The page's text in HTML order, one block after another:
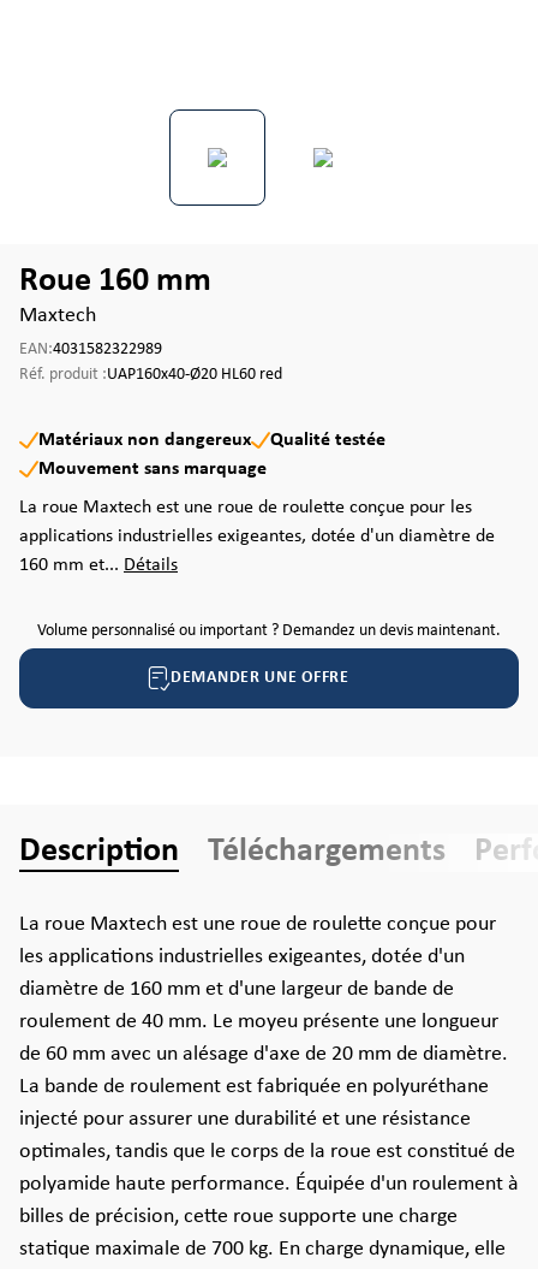
Roue 160 mm
Maxtech
EAN:4031582322989
Réf. produit :UAP160x40-Ø20 HL60 red
Matériaux non dangereux
Qualité testée
Mouvement sans marquage
La roue Maxtech est une roue de roulette conçue pour les
applications industrielles exigeantes, dotée d'un diamètre de
160 mm et... Détails
Volume personnalisé ou important ? Demandez un devis maintenant.
DEMANDER UNE OFFRE
Description Téléchargements
La roue Maxtech est une roue de roulette conçue pour
les applications industrielles exigeantes, dotée d'un
diamètre de 160 mm et d'une largeur de bande de
roulement de 40 mm. Le moyeu présente une longueur
de 60 mm avec un alésage d'axe de 20 mm de diamètre.
La bande de roulement est fabriquée en polyuréthane
injecté pour assurer une durabilité et une résistance
optimales, tandis que le corps de la roue est constitué de
polyamide haute performance. Équipée d'un roulement à
billes de précision, cette roue supporte une charge
statique maximale de 700 kg. En charge dynamique, elle